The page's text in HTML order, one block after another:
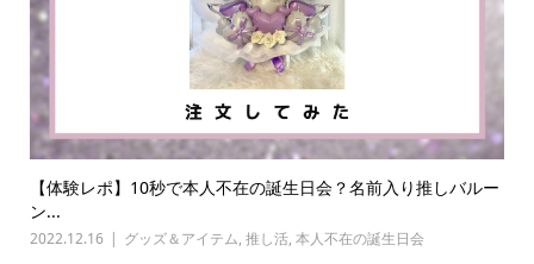
【体験レポ】10秒で本人不在の誕生日会？名前入り推しバルー
ン...
2022.12.16 グッズ＆アイテム, 推し活, 本人不在の誕生日会